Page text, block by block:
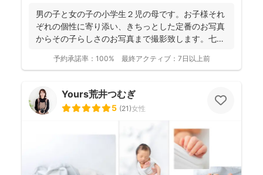
男の子と女の子の小学生２児の母です。お子様それ
ぞれの個性に寄り添い、きちっとした定番のお写真
からその子らしさのお写真まで撮影致します。七五
予約承諾率： 100% 最終アクティブ： 7日以上前
Yours荒井つむぎ
5 (21)女性